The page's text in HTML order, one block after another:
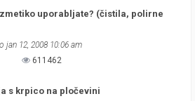
uporabljate? (čistila, polirne
jan 12, 2008 10:06 am
611462
s krpico na pločevini